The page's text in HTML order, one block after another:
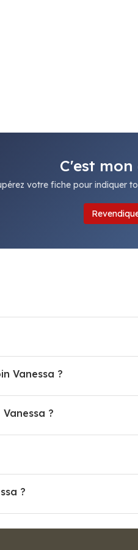
C'est
votre fiche pour indiquer
Vanessa ?
?
?